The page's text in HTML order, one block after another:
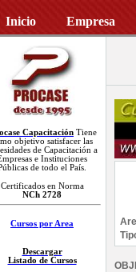
Inicio Empresa
Capacitación Tiene
objetivo satisfacer las
de Capacitación a
e Instituciones
de todo el País.
Certificados en Norma
NCh 2728
Cursos por Area
Descargar
Listado de Cursos